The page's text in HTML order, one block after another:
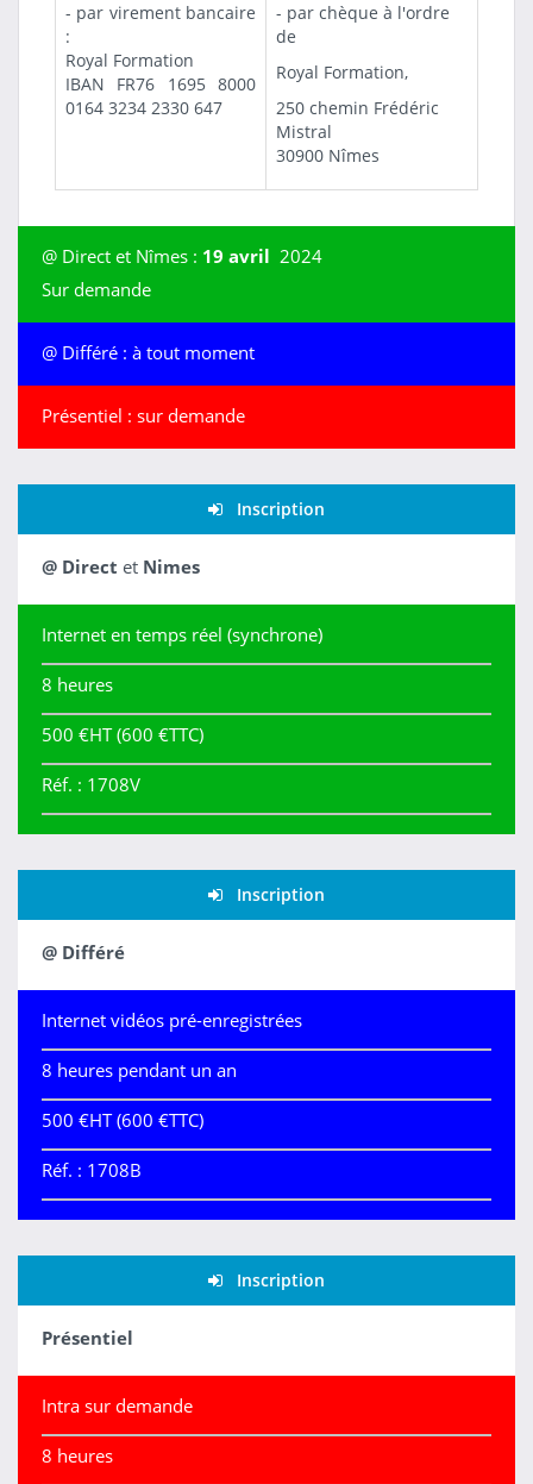
- par virement bancaire
:
Royal Formation
IBAN FR76 1695 8000
0164 3234 2330 647
- par chèque à l'ordre
de
Royal Formation,
250 chemin Frédéric
Mistral
30900 Nîmes
@ Direct et Nîmes : 19 avril 2024
Sur demande
@ Différé : à tout moment
Présentiel : sur demande
Inscription
@ Direct et Nimes
Internet en temps réel (synchrone)
8 heures
500 €HT(600 €TTC)
Réf. : 1708V
Inscription
@ Différé
Internet vidéos pré-enregistrées
8 heures pendant un an
500 €HT (600 €TTC)
Réf. : 1708B
Inscription
Présentiel
Intra sur demande
8 heures